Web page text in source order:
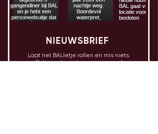
NIEUWSBRIEF
Laat het BALletje rollen en mis niets.
Ontvang twee keer per maand